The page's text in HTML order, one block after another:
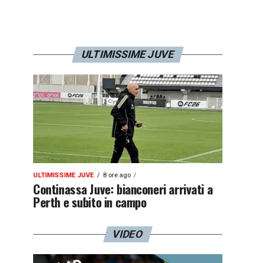
ULTIMISSIME JUVE
ULTIMISSIME JUVE 8 ore ago
Continassa Juve: bianconeri arrivati a
Perth e subito in campo
VIDEO